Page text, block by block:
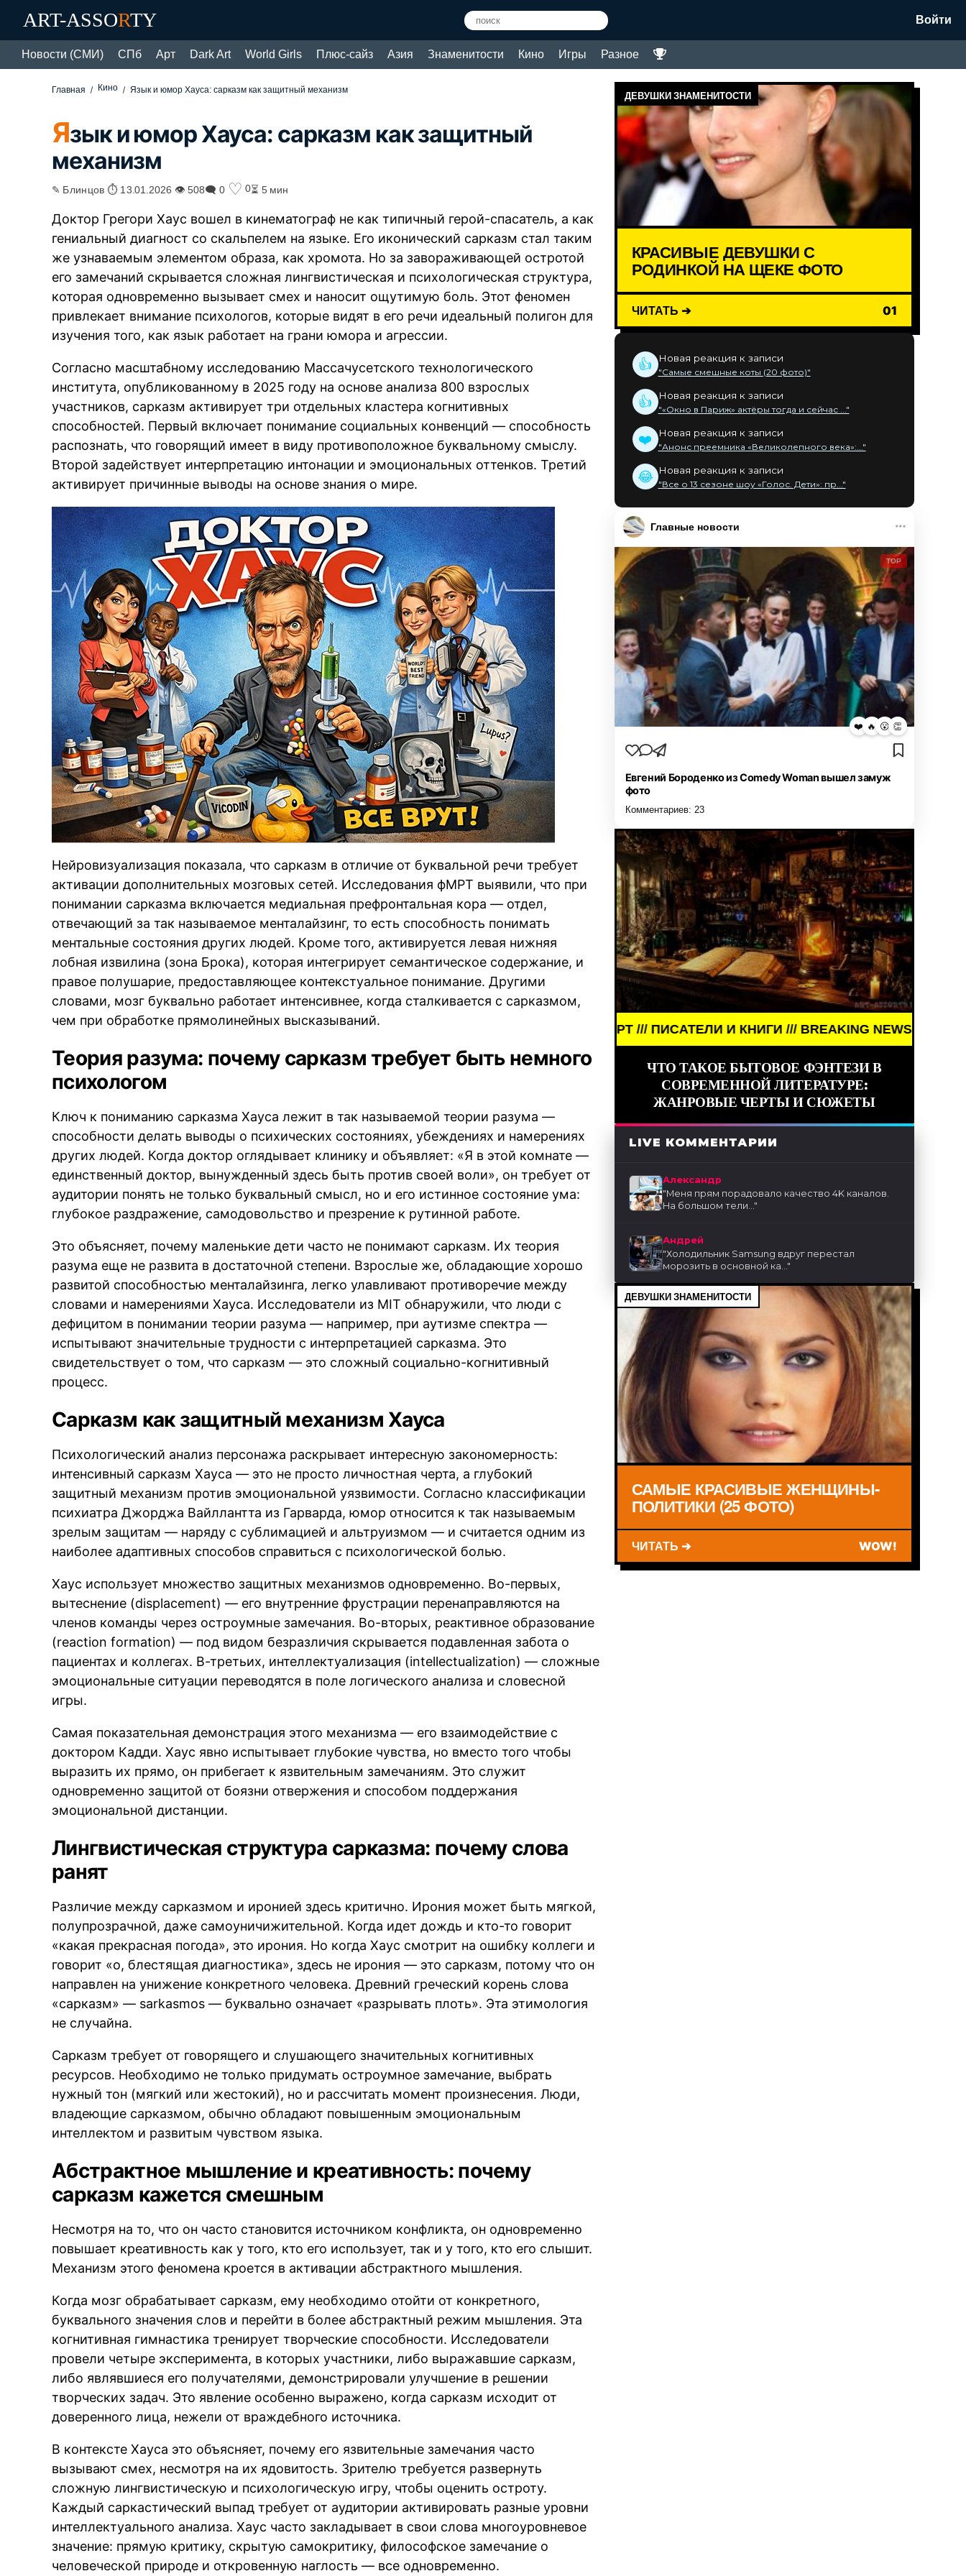
ART-ASSORTY Войти
Новости (СМИ) СПб Арт Dark Art World Girls Плюс-сайз Азия Знаменитости Кино Игры Разное
Главная Кино Язык и юмор Хауса: сарказм как защитный механизм
Язык и юмор Хауса: сарказм как защитный
механизм
✎ Блинцов ⏱ 13.01.2026 👁 508🗨 0 ♡ 0⏳ 5 мин
Доктор Грегори Хаус вошел в кинематограф не как типичный герой-спасатель, а как
гениальный диагност со скальпелем на языке. Его иконический сарказм стал таким
же узнаваемым элементом образа, как хромота. Но за завораживающей остротой
его замечаний скрывается сложная лингвистическая и психологическая структура,
которая одновременно вызывает смех и наносит ощутимую боль. Этот феномен
привлекает внимание психологов, которые видят в его речи идеальный полигон для
изучения того, как язык работает на грани юмора и агрессии.
Согласно масштабному исследованию Массачусетского технологического
института, опубликованному в 2025 году на основе анализа 800 взрослых
участников, сарказм активирует три отдельных кластера когнитивных
способностей. Первый включает понимание социальных конвенций — способность
распознать, что говорящий имеет в виду противоположное буквальному смыслу.
Второй задействует интерпретацию интонации и эмоциональных оттенков. Третий
активирует причинные выводы на основе знания о мире.
Нейровизуализация показала, что сарказм в отличие от буквальной речи требует
активации дополнительных мозговых сетей. Исследования фМРТ выявили, что при
понимании сарказма включается медиальная префронтальная кора — отдел,
отвечающий за так называемое менталайзинг, то есть способность понимать
ментальные состояния других людей. Кроме того, активируется левая нижняя
лобная извилина (зона Брока), которая интегрирует семантическое содержание, и
правое полушарие, предоставляющее контекстуальное понимание. Другими
словами, мозг буквально работает интенсивнее, когда сталкивается с сарказмом,
чем при обработке прямолинейных высказываний.
Теория разума: почему сарказм требует быть немного
психологом
Ключ к пониманию сарказма Хауса лежит в так называемой теории разума —
способности делать выводы о психических состояниях, убеждениях и намерениях
других людей. Когда доктор оглядывает клинику и объявляет: «Я в этой комнате —
единственный доктор, вынужденный здесь быть против своей воли», он требует от
аудитории понять не только буквальный смысл, но и его истинное состояние ума:
глубокое раздражение, самодовольство и презрение к рутинной работе.
Это объясняет, почему маленькие дети часто не понимают сарказм. Их теория
разума еще не развита в достаточной степени. Взрослые же, обладающие хорошо
развитой способностью менталайзинга, легко улавливают противоречие между
словами и намерениями Хауса. Исследователи из MIT обнаружили, что люди с
дефицитом в понимании теории разума — например, при аутизме спектра —
испытывают значительные трудности с интерпретацией сарказма. Это
свидетельствует о том, что сарказм — это сложный социально-когнитивный
процесс.
Сарказм как защитный механизм Хауса
Психологический анализ персонажа раскрывает интересную закономерность:
интенсивный сарказм Хауса — это не просто личностная черта, а глубокий
защитный механизм против эмоциональной уязвимости. Согласно классификации
психиатра Джорджа Вайллантта из Гарварда, юмор относится к так называемым
зрелым защитам — наряду с сублимацией и альтруизмом — и считается одним из
наиболее адаптивных способов справиться с психологической болью.
Хаус использует множество защитных механизмов одновременно. Во-первых,
вытеснение (displacement) — его внутренние фрустрации перенаправляются на
членов команды через остроумные замечания. Во-вторых, реактивное образование
(reaction formation) — под видом безразличия скрывается подавленная забота о
пациентах и коллегах. В-третьих, интеллектуализация (intellectualization) — сложные
эмоциональные ситуации переводятся в поле логического анализа и словесной
игры.
Самая показательная демонстрация этого механизма — его взаимодействие с
доктором Кадди. Хаус явно испытывает глубокие чувства, но вместо того чтобы
выразить их прямо, он прибегает к язвительным замечаниям. Это служит
одновременно защитой от боязни отвержения и способом поддержания
эмоциональной дистанции.
Лингвистическая структура сарказма: почему слова
ранят
Различие между сарказмом и иронией здесь критично. Ирония может быть мягкой,
полупрозрачной, даже самоуничижительной. Когда идет дождь и кто-то говорит
«какая прекрасная погода», это ирония. Но когда Хаус смотрит на ошибку коллеги и
говорит «о, блестящая диагностика», здесь не ирония — это сарказм, потому что он
направлен на унижение конкретного человека. Древний греческий корень слова
«сарказм» — sarkasmos — буквально означает «разрывать плоть». Эта этимология
не случайна.
Сарказм требует от говорящего и слушающего значительных когнитивных
ресурсов. Необходимо не только придумать остроумное замечание, выбрать
нужный тон (мягкий или жестокий), но и рассчитать момент произнесения. Люди,
владеющие сарказмом, обычно обладают повышенным эмоциональным
интеллектом и развитым чувством языка.
Абстрактное мышление и креативность: почему
сарказм кажется смешным
Несмотря на то, что он часто становится источником конфликта, он одновременно
повышает креативность как у того, кто его использует, так и у того, кто его слышит.
Механизм этого феномена кроется в активации абстрактного мышления.
Когда мозг обрабатывает сарказм, ему необходимо отойти от конкретного,
буквального значения слов и перейти в более абстрактный режим мышления. Эта
когнитивная гимнастика тренирует творческие способности. Исследователи
провели четыре эксперимента, в которых участники, либо выражавшие сарказм,
либо являвшиеся его получателями, демонстрировали улучшение в решении
творческих задач. Это явление особенно выражено, когда сарказм исходит от
доверенного лица, нежели от враждебного источника.
В контексте Хауса это объясняет, почему его язвительные замечания часто
вызывают смех, несмотря на их ядовитость. Зрителю требуется развернуть
сложную лингвистическую и психологическую игру, чтобы оценить остроту.
Каждый саркастический выпад требует от аудитории активировать разные уровни
интеллектуального анализа. Хаус часто закладывает в свои слова многоуровневое
значение: прямую критику, скрытую самокритику, философское замечание о
человеческой природе и откровенную наглость — все одновременно.
ДЕВУШКИ ЗНАМЕНИТОСТИ
КРАСИВЫЕ ДЕВУШКИ С
РОДИНКОЙ НА ЩЕКЕ ФОТО
ЧИТАТЬ ➔ 01
👍 Новая реакция к записи
"Самые смешные коты (20 фото)"
👍 Новая реакция к записи
"«Окно в Париж» актёры тогда и сейчас ..."
❤️ Новая реакция к записи
"Анонс преемника «Великолепного века»:..."
😂 Новая реакция к записи
"Все о 13 сезоне шоу «Голос. Дети»: пр..."
Главные новости
TOP
❤️ 🔥 😮 👏
Евгений Бороденко из Comedy Woman вышел замуж
фото
Комментариев: 23
BREAKING NEWS /// АРТ /// ПИСАТЕЛИ И КНИГИ /// BREAKING NEWS /// АРТ ///
ЧТО ТАКОЕ БЫТОВОЕ ФЭНТЕЗИ В
СОВРЕМЕННОЙ ЛИТЕРАТУРЕ:
ЖАНРОВЫЕ ЧЕРТЫ И СЮЖЕТЫ
LIVE КОММЕНТАРИИ
Александр
"Меня прям порадовало качество 4K каналов.
На большом тели..."
Андрей
"Холодильник Samsung вдруг перестал
морозить в основной ка..."
ДЕВУШКИ ЗНАМЕНИТОСТИ
САМЫЕ КРАСИВЫЕ ЖЕНЩИНЫ-
ПОЛИТИКИ (25 ФОТО)
ЧИТАТЬ ➔ WOW!